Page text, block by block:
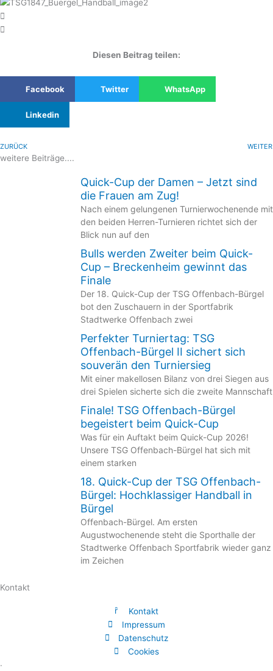
Diesen Beitrag teilen:
Facebook Twitter WhatsApp
Linkedin
ZURÜCK WEITER
weitere Beiträge....
Quick-Cup der Damen – Jetzt sind
die Frauen am Zug!
Nach einem gelungenen Turnierwochenende mit
den beiden Herren-Turnieren richtet sich der
Blick nun auf den
Bulls werden Zweiter beim Quick-
Cup – Breckenheim gewinnt das
Finale
Der 18. Quick-Cup der TSG Offenbach-Bürgel
bot den Zuschauern in der Sportfabrik
Stadtwerke Offenbach zwei
Perfekter Turniertag: TSG
Offenbach-Bürgel II sichert sich
souverän den Turniersieg
Mit einer makellosen Bilanz von drei Siegen aus
drei Spielen sicherte sich die zweite Mannschaft
Finale! TSG Offenbach-Bürgel
begeistert beim Quick-Cup
Was für ein Auftakt beim Quick-Cup 2026!
Unsere TSG Offenbach-Bürgel hat sich mit
einem starken
18. Quick-Cup der TSG Offenbach-
Bürgel: Hochklassiger Handball in
Bürgel
Offenbach-Bürgel. Am ersten
Augustwochenende steht die Sporthalle der
Stadtwerke Offenbach Sportfabrik wieder ganz
im Zeichen
Kontakt
Kontakt
Impressum
Datenschutz
Cookies
.